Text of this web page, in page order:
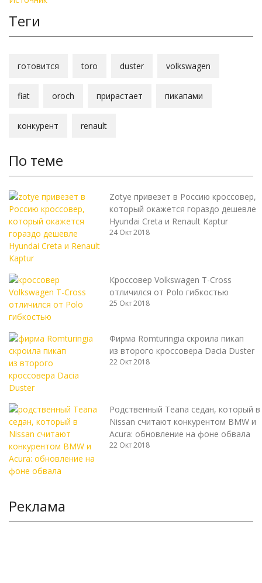
Теги
готовится toro duster volkswagen
fiat oroch прирастает пикапами
конкурент renault
По теме
Zotye привезет в Россию кроссовер,
который окажется гораздо дешевле
Hyundai Creta и Renault Kaptur
24 Окт 2018
Кроссовер Volkswagen T-Cross
отличился от Polo гибкостью
25 Окт 2018
Фирма Romturingia скроила пикап
из второго кроссовера Dacia Duster
22 Окт 2018
Родственный Teana седан, который в
Nissan считают конкурентом BMW и
Acura: обновление на фоне обвала
22 Окт 2018
Реклама